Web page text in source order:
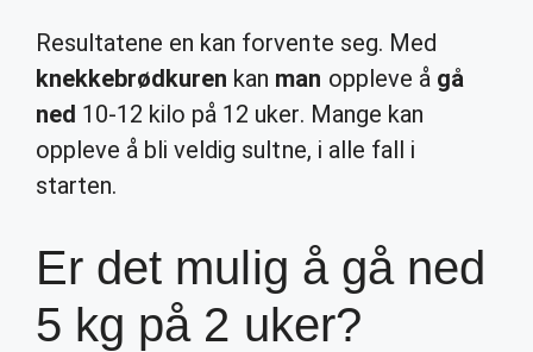
Resultatene en kan forvente seg. Med
knekkebrødkuren kan man oppleve å gå
ned 10-12 kilo på 12 uker. Mange kan
oppleve å bli veldig sultne, i alle fall i
starten.
Er det mulig å gå ned
5 kg på 2 uker?